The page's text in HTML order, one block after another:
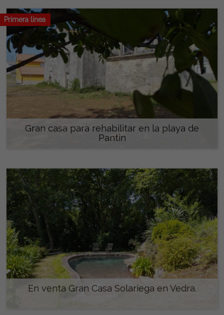
Primera linea
Gran casa para rehabilitar en la playa de
Pantin
En venta Gran Casa Solariega en Vedra.